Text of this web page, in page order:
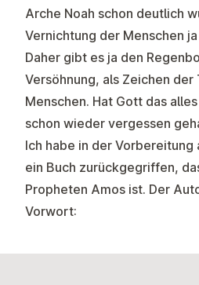
Arche Noah schon deutlich
Vernichtung der Menschen
Daher gibt es ja den
Versöhnung, als Zeichen
Menschen. Hat Gott das
schon wieder vergessen
Ich habe in der
ein Buch zurückgegriffen,
Propheten Amos ist. Der
Vorwort: